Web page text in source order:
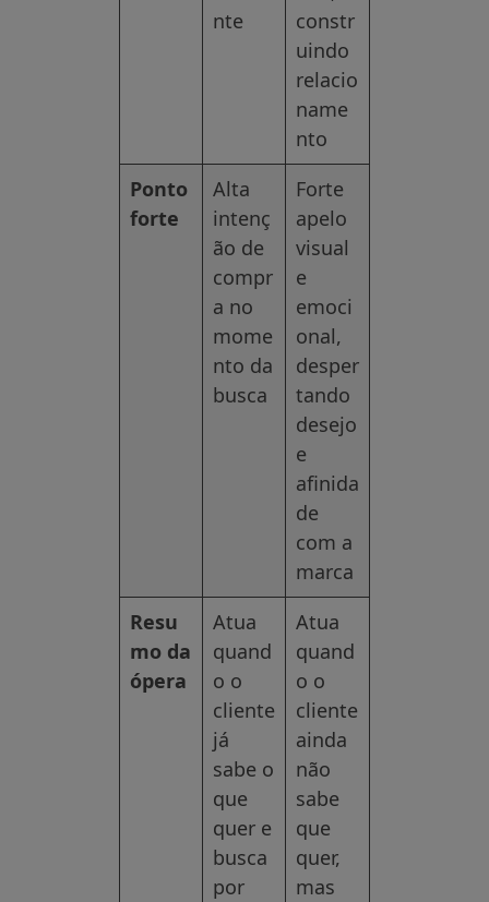
nte
constr
uindo
relacio
name
nto
Ponto
forte
Alta
intenç
ão de
compr
a no
mome
nto da
busca
Forte
apelo
visual
e
emoci
onal,
desper
tando
desejo
e
afinida
de
com a
marca
Resu
mo da
ópera
Atua
quand
o o
cliente
já
sabe o
que
quer e
busca
por
Atua
quand
o o
cliente
ainda
não
sabe
que
quer,
mas